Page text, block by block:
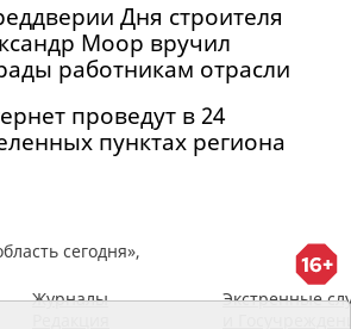
Дня строителя
Моор вручил
работникам отрасли
проведут в 24
пунктах региона
сегодня»,
Журналы
Экстренные